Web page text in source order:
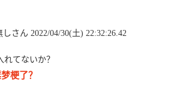
さん 2022/04/30(土) 22:32:26.42
てないか？
梗了？